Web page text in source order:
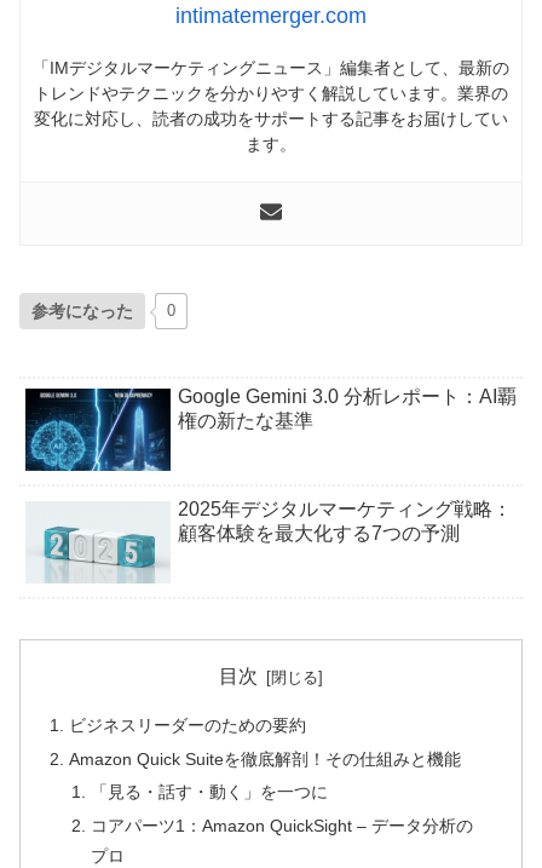
intimatemerger.com
「IMデジタルマーケティングニュース」編集者として、最新の
トレンドやテクニックを分かりやすく解説しています。業界の
変化に対応し、読者の成功をサポートする記事をお届けしてい
ます。
参考になった 0
Google Gemini 3.0 分析レポート：AI覇
権の新たな基準
2025年デジタルマーケティング戦略：
顧客体験を最大化する7つの予測
目次
ビジネスリーダーのための要約
Amazon Quick Suiteを徹底解剖！その仕組みと機能
「見る・話す・動く」を一つに
コアパーツ1：Amazon QuickSight – データ分析の
プロ